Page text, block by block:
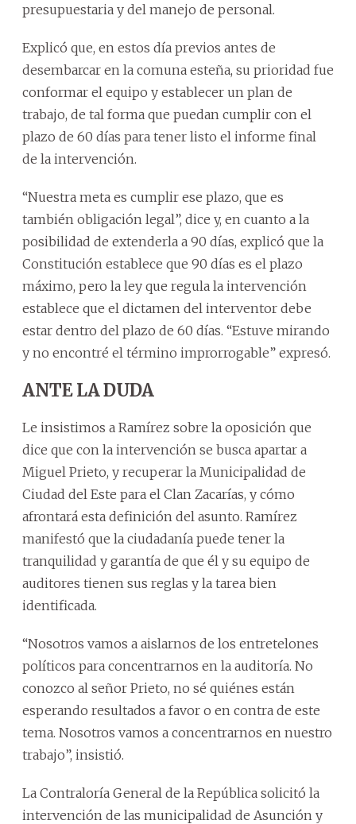
presupuestaria y del manejo de personal.
Explicó que, en estos día previos antes de
desembarcar en la comuna esteña, su prioridad fue
conformar el equipo y establecer un plan de
trabajo, de tal forma que puedan cumplir con el
plazo de 60 días para tener listo el informe final
de la intervención.
“Nuestra meta es cumplir ese plazo, que es
también obligación legal”, dice y, en cuanto a la
posibilidad de extenderla a 90 días, explicó que la
Constitución establece que 90 días es el plazo
máximo, pero la ley que regula la intervención
establece que el dictamen del interventor debe
estar dentro del plazo de 60 días. “Estuve mirando
y no encontré el término improrrogable” expresó.
ANTE LA DUDA
Le insistimos a Ramírez sobre la oposición que
dice que con la intervención se busca apartar a
Miguel Prieto, y recuperar la Municipalidad de
Ciudad del Este para el Clan Zacarías, y cómo
afrontará esta definición del asunto. Ramírez
manifestó que la ciudadanía puede tener la
tranquilidad y garantía de que él y su equipo de
auditores tienen sus reglas y la tarea bien
identificada.
“Nosotros vamos a aislarnos de los entretelones
políticos para concentrarnos en la auditoría. No
conozco al señor Prieto, no sé quiénes están
esperando resultados a favor o en contra de este
tema. Nosotros vamos a concentrarnos en nuestro
trabajo”, insistió.
La Contraloría General de la República solicitó la
intervención de las municipalidad de Asunción y